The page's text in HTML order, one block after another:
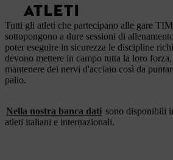
ATLETI
Tutti gli atleti che partecipano alle gare
sottopongono a dure sessioni di
poter eseguire in sicurezza le discipline
devono mettere in campo tutta la loro
mantenere dei nervi d'acciaio così da
palio.
Nella nostra banca dati sono disponibili
atleti italiani e internazionali.